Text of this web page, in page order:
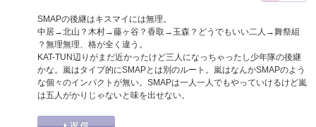
SMAPの後継はキスマイには無理。
中居→北山？木村→藤ヶ谷？香取→玉森？どうでもいい二人→舞祭組
？無理無理、格が全く違う。
KAT-TUN辺りがまだ近かったけど三人になっちゃったし少年隊の後継
かな。嵐はタイプ的にSMAPとは別のルート。嵐はなんかSMAPのよう
な個々のインパクトが無い。SMAPは一人一人でもやっていけるけど嵐
は五人がかりじゃないと味を出せない。